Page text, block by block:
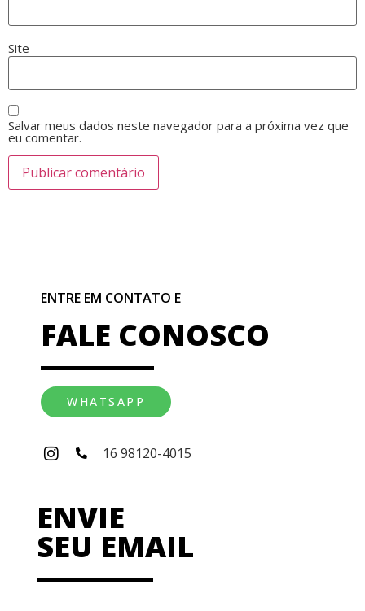
Site
Salvar meus dados neste navegador para a próxima vez que
eu comentar.
ENTRE EM CONTATO E
FALE CONOSCO
WHATSAPP
16 98120-4015
ENVIE
SEU EMAIL